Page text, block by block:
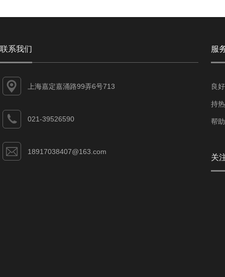
联系我们
上海嘉定嘉涌路99弄6号713
021-39526590
18917038407@163.com
服
良
持
帮
关